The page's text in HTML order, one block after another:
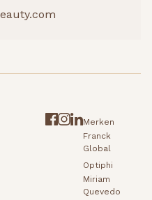
Merken
Franck
Global
Optiphi
Miriam
Quevedo